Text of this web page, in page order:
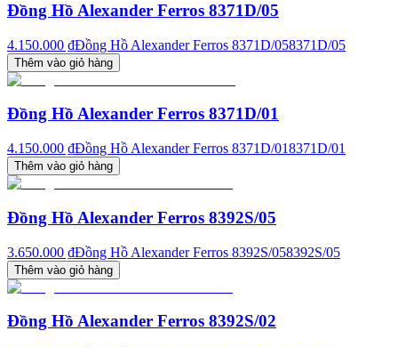
Đồng Hồ Alexander Ferros 8371D/05
4.150.000 ₫Đồng Hồ Alexander Ferros 8371D/058371D/05
Thêm vào giỏ hàng
Đồng Hồ Alexander Ferros 8371D/01
4.150.000 ₫Đồng Hồ Alexander Ferros 8371D/018371D/01
Thêm vào giỏ hàng
Đồng Hồ Alexander Ferros 8392S/05
3.650.000 ₫Đồng Hồ Alexander Ferros 8392S/058392S/05
Thêm vào giỏ hàng
Đồng Hồ Alexander Ferros 8392S/02